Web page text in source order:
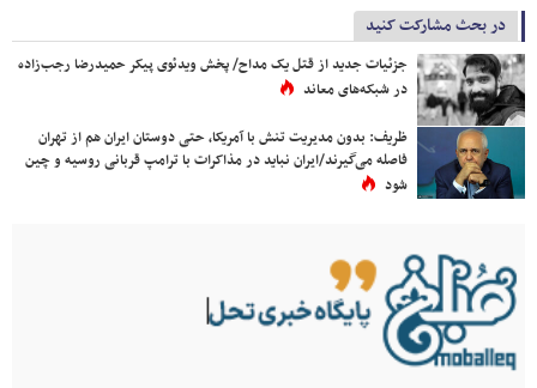
در بحث مشارکت کنید
جزئیات جدید از قتل یک مداح/ پخش ویدئوی پیکر حمیدرضا رجب‌زاده
در شبکه‌های معاند
ظریف: بدون مدیریت تنش با آمریکا، حتی دوستان ایران هم از تهران
فاصله می‌گیرند/ایران نباید در مذاکرات با ترامپ قربانی روسیه و چین
شود